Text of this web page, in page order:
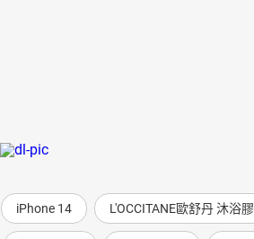
iPhone 14 L'OCCITANE歐舒丹 沐浴膠